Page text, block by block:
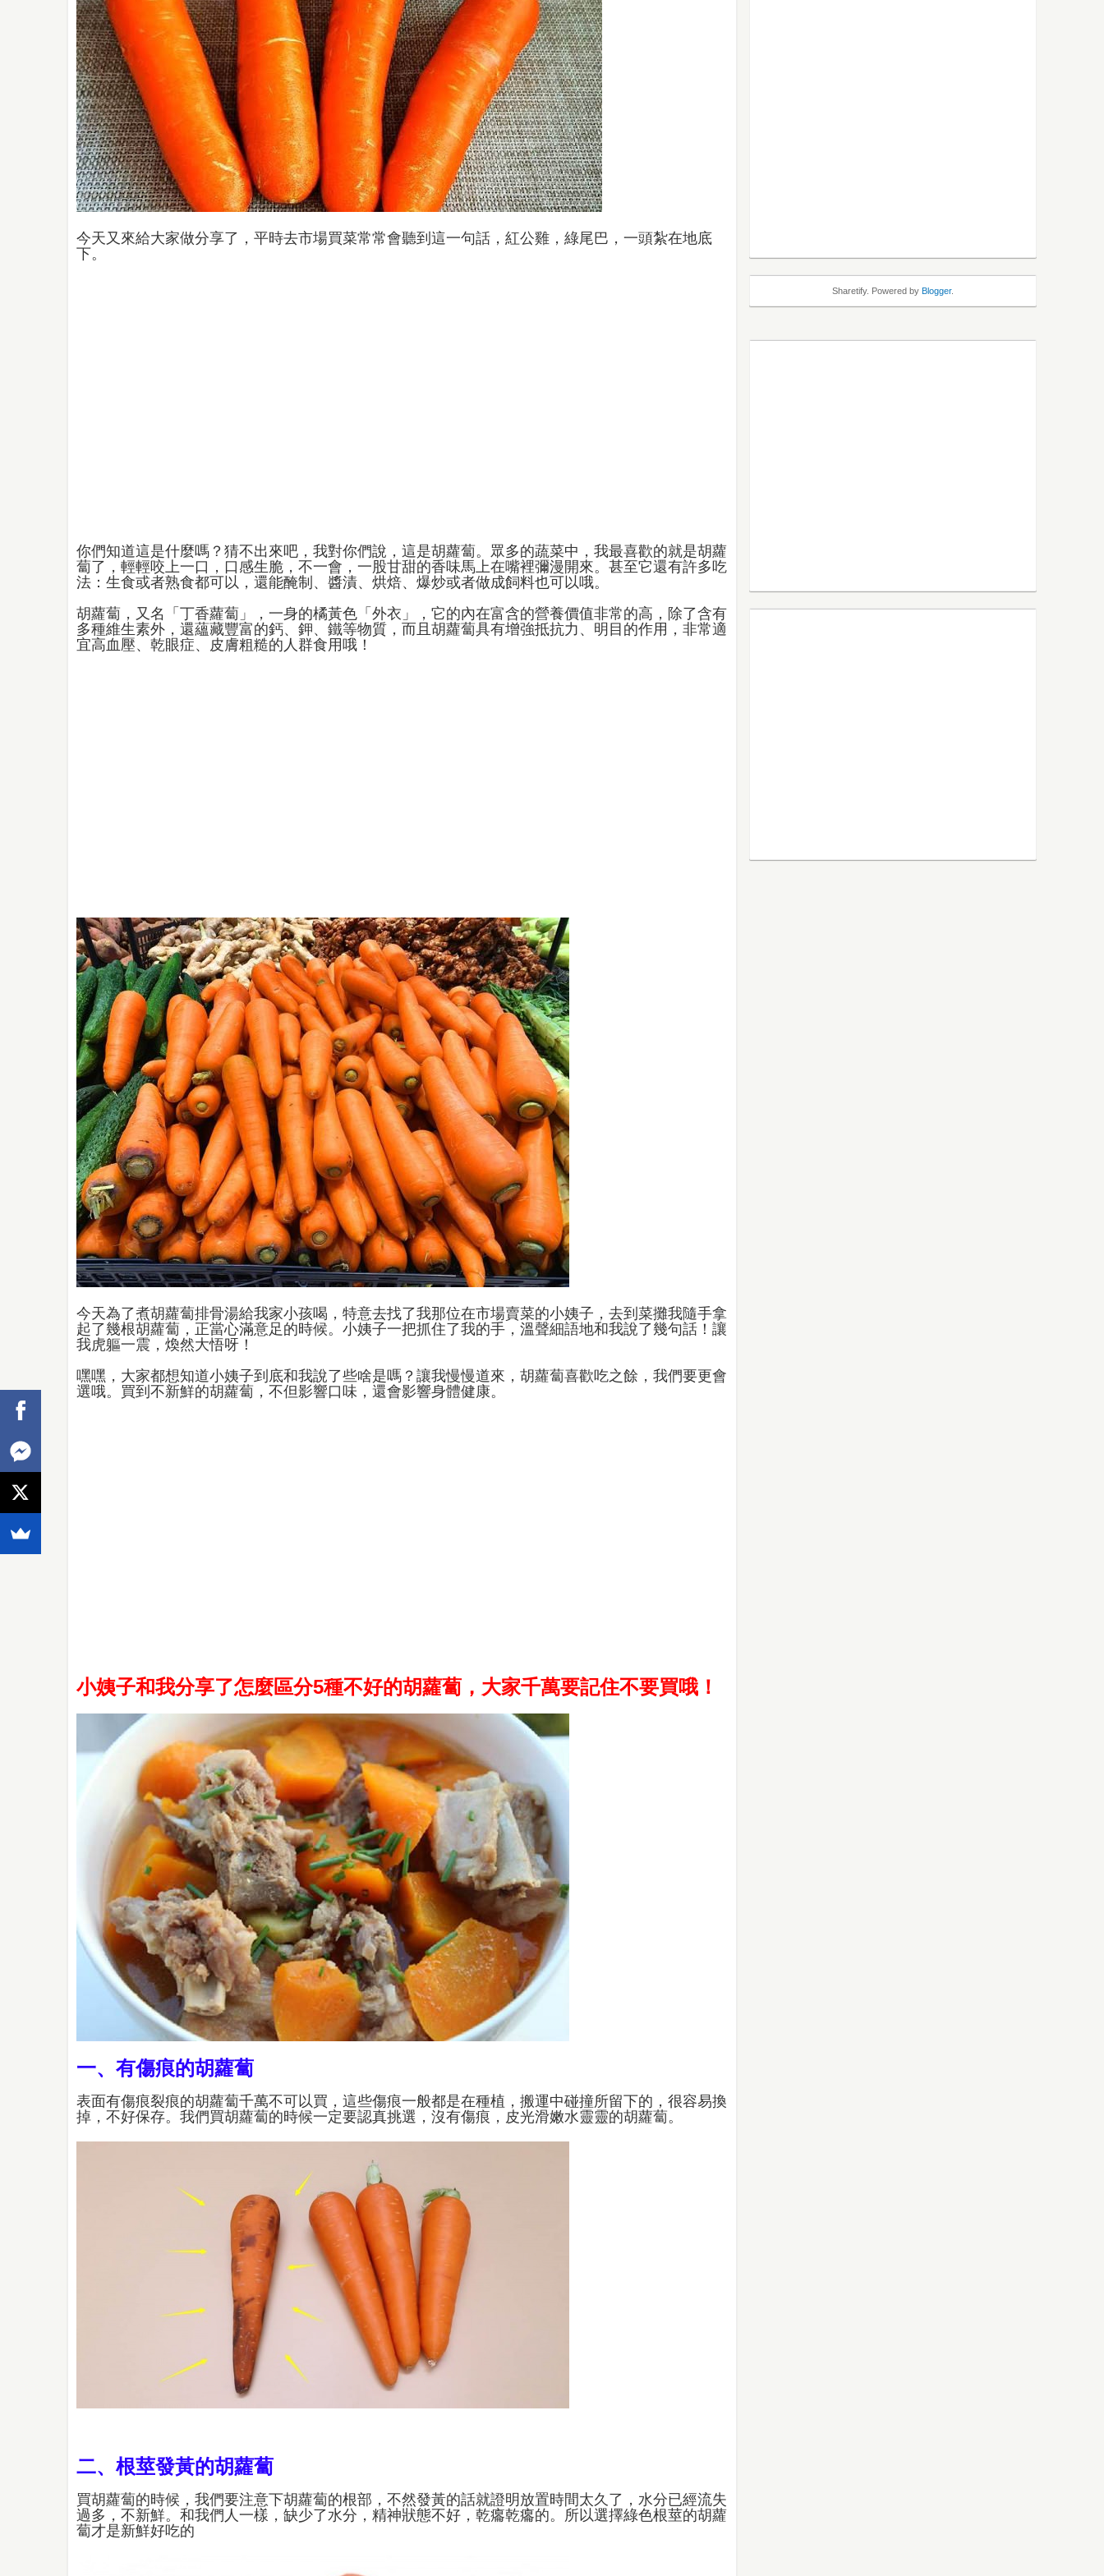
今天又來給大家做分享了，平時去市場買菜常常會聽到這一句話，紅公雞，綠尾巴，一頭紮在地底
下。
你們知道這是什麼嗎？猜不出來吧，我對你們說，這是胡蘿蔔。眾多的蔬菜中，我最喜歡的就是胡蘿
蔔了，輕輕咬上一口，口感生脆，不一會，一股甘甜的香味馬上在嘴裡彌漫開來。甚至它還有許多吃
法：生食或者熟食都可以，還能醃制、醬漬、烘焙、爆炒或者做成飼料也可以哦。
胡蘿蔔，又名「丁香蘿蔔」，一身的橘黃色「外衣」，它的內在富含的營養價值非常的高，除了含有
多種維生素外，還蘊藏豐富的鈣、鉀、鐵等物質，而且胡蘿蔔具有增強抵抗力、明目的作用，非常適
宜高血壓、乾眼症、皮膚粗糙的人群食用哦！
今天為了煮胡蘿蔔排骨湯給我家小孩喝，特意去找了我那位在市場賣菜的小姨子，去到菜攤我隨手拿
起了幾根胡蘿蔔，正當心滿意足的時候。小姨子一把抓住了我的手，溫聲細語地和我說了幾句話！讓
我虎軀一震，煥然大悟呀！
嘿嘿，大家都想知道小姨子到底和我說了些啥是嗎？讓我慢慢道來，胡蘿蔔喜歡吃之餘，我們要更會
選哦。買到不新鮮的胡蘿蔔，不但影響口味，還會影響身體健康。
小姨子和我分享了怎麼區分5種不好的胡蘿蔔，大家千萬要記住不要買哦！
一、有傷痕的胡蘿蔔
表面有傷痕裂痕的胡蘿蔔千萬不可以買，這些傷痕一般都是在種植，搬運中碰撞所留下的，很容易換
掉，不好保存。我們買胡蘿蔔的時候一定要認真挑選，沒有傷痕，皮光滑嫩水靈靈的胡蘿蔔。
二、根莖發黃的胡蘿蔔
買胡蘿蔔的時候，我們要注意下胡蘿蔔的根部，不然發黃的話就證明放置時間太久了，水分已經流失
過多，不新鮮。和我們人一樣，缺少了水分，精神狀態不好，乾癟乾癟的。所以選擇綠色根莖的胡蘿
蔔才是新鮮好吃的
Sharetify. Powered by Blogger.